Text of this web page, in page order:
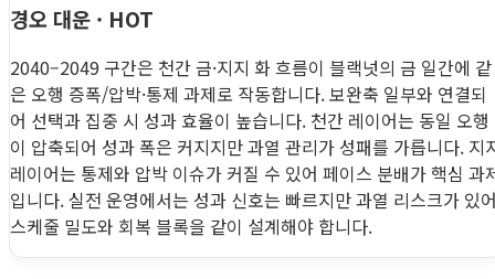
경오 대운 · HOT
2040–2049 구간은 천간 금·지지 화 흐름이 블랙넛의 금 일간에 같
은 오행 증폭/압박·통제 과제로 작동합니다. 보완축 일부와 연결되
어 선택과 집중 시 성과 효율이 높습니다. 천간 레이어는 동일 오행
이 압축되어 성과 폭은 커지지만 과열 관리가 성패를 가릅니다. 지
레이어는 통제와 압박 이슈가 커질 수 있어 페이스 분배가 핵심 과
입니다. 실전 운영에서는 성과 신호는 빠르지만 과열 리스크가 있
스케줄 밀도와 회복 블록을 같이 설계해야 합니다.